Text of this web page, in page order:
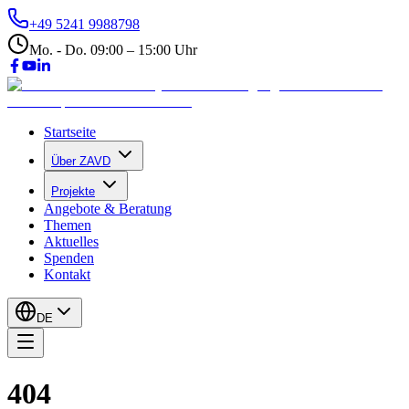
+49 5241 9988798
Mo. - Do. 09:00 – 15:00 Uhr
Startseite
Über ZAVD
Projekte
Angebote & Beratung
Themen
Aktuelles
Spenden
Kontakt
DE
404